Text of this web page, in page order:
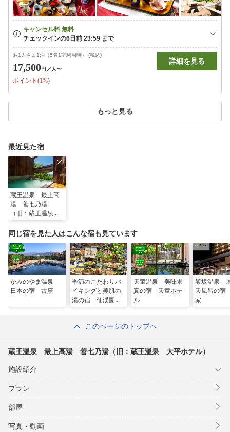
お1人さま1泊（5名1室利用時） (税込)
17,500円 ／人〜
ポイント(1%)
詳細を見る
もっと見る
最近見た宿
蔵王温泉 最上高
湯 善七乃湯
（旧：蔵王温泉
同じ宿を見た人はこんな宿も見ています
かみのやま温泉
日本の宿 古窯
季節のこだわりバ
イキングと美肌の
湯の宿 仙渓園
天童温泉 美味求
真の宿 天童ホテ
ル
飯坂温泉
天風呂の
家
このページのトップへ
蔵王温泉 最上高湯 善七乃湯（旧：蔵王温泉 大平ホテル）
施設紹介
プラン
部屋
写真・動画